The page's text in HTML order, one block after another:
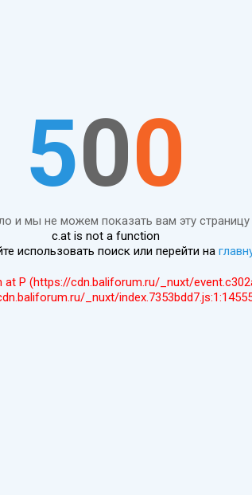
500
и мы не можем показать вам эту страницу
c.at is not a function
использовать поиск или перейти на
P (https://cdn.baliforum.ru/_nuxt/
_nuxt/